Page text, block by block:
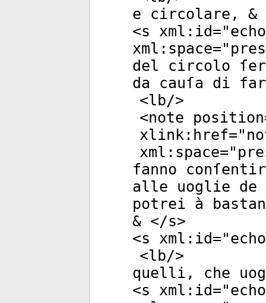
e circolare, &
<s xml:id="
xml:space="
del circolo
da cauſa di
<lb/>
<note position
xlink:href="
xml:space="
fanno
alle uoglie de
potrei à
& </s>
<s xml:id="
<lb/>
quelli, che
<s xml:id="